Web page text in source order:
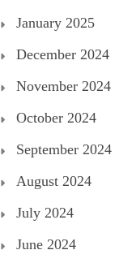
January 2025
December 2024
November 2024
October 2024
September 2024
August 2024
July 2024
June 2024